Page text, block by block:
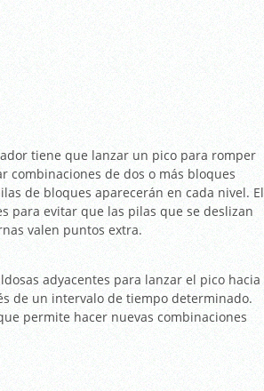
tiene que lanzar un pico para romper
combinaciones de dos o más bloques
de bloques aparecerán en cada nivel. El
para evitar que las pilas que se deslizan
valen puntos extra.
adyacentes para lanzar el pico hacia
de un intervalo de tiempo determinado.
permite hacer nuevas combinaciones